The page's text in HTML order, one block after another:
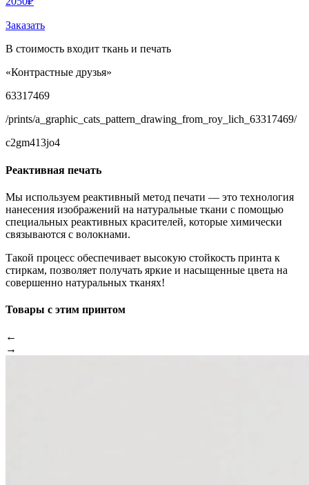
Заказать
В стоимость входит ткань и печать
«Контрастные друзья»
63317469
/prints/a_graphic_cats_pattern_drawing_from_roy_lich_63317469/
c2gm413jo4
Реактивная печать
Мы используем реактивный метод печати — это технология
нанесения изображений на натуральные ткани с помощью
специальных реактивных красителей, которые химически
связываются с волокнами.
Такой процесс обеспечивает высокую стойкость принта к
стиркам, позволяет получать яркие и насыщенные цвета на
совершенно натуральных тканях!
Товары с этим принтом
←
→